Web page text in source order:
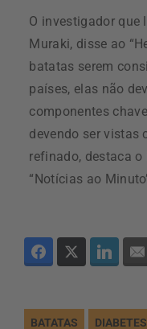
O investigador que
Muraki, disse ao
batatas serem
países, elas não
componentes
devendo ser vistas
refinado, destaca
“Notícias ao
BATATAS DIABETES